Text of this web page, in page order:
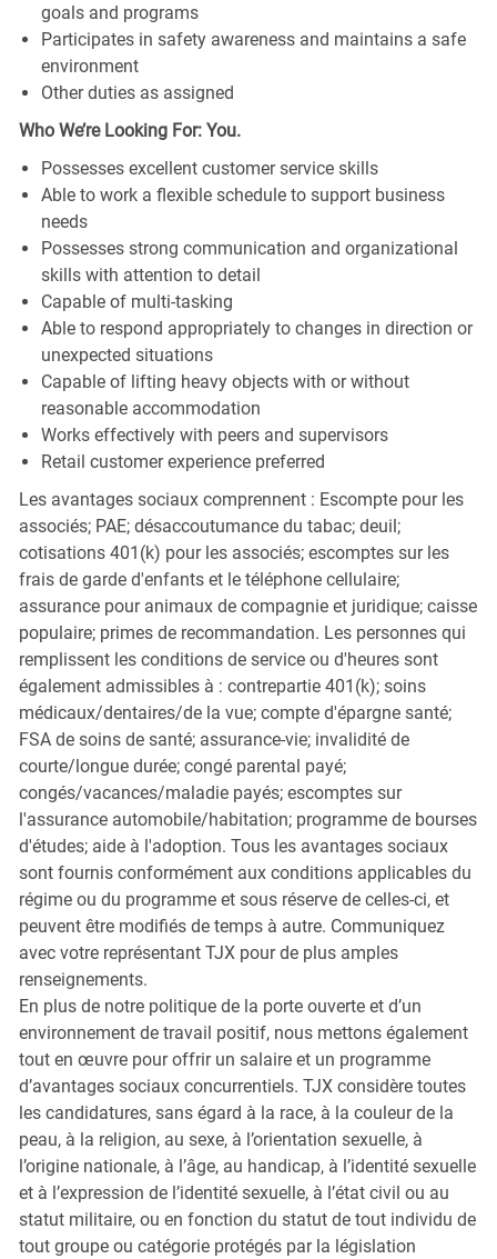
goals and programs
Participates in safety awareness and maintains a safe
environment
Other duties as assigned
Who We’re Looking For: You.
Possesses excellent customer service skills
Able to work a flexible schedule to support business
needs
Possesses strong communication and organizational
skills with attention to detail
Capable of multi-tasking
Able to respond appropriately to changes in direction or
unexpected situations
Capable of lifting heavy objects with or without
reasonable accommodation
Works effectively with peers and supervisors
Retail customer experience preferred
Les avantages sociaux comprennent : Escompte pour les
associés; PAE; désaccoutumance du tabac; deuil;
cotisations 401(k) pour les associés; escomptes sur les
frais de garde d'enfants et le téléphone cellulaire;
assurance pour animaux de compagnie et juridique; caisse
populaire; primes de recommandation. Les personnes qui
remplissent les conditions de service ou d'heures sont
également admissibles à : contrepartie 401(k); soins
médicaux/dentaires/de la vue; compte d'épargne santé;
FSA de soins de santé; assurance-vie; invalidité de
courte/longue durée; congé parental payé;
congés/vacances/maladie payés; escomptes sur
l'assurance automobile/habitation; programme de bourses
d'études; aide à l'adoption. Tous les avantages sociaux
sont fournis conformément aux conditions applicables du
régime ou du programme et sous réserve de celles-ci, et
peuvent être modifiés de temps à autre. Communiquez
avec votre représentant TJX pour de plus amples
renseignements.
En plus de notre politique de la porte ouverte et d’un
environnement de travail positif, nous mettons également
tout en œuvre pour offrir un salaire et un programme
d’avantages sociaux concurrentiels. TJX considère toutes
les candidatures, sans égard à la race, à la couleur de la
peau, à la religion, au sexe, à l’orientation sexuelle, à
l’origine nationale, à l’âge, au handicap, à l’identité sexuelle
et à l’expression de l’identité sexuelle, à l’état civil ou au
statut militaire, ou en fonction du statut de tout individu de
tout groupe ou catégorie protégés par la législation